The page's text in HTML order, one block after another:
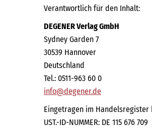
Verantwortlich für den Inhalt:
DEGENER Verlag GmbH
Sydney Garden 7
30539 Hannover
Deutschland
Tel.: 0511-963 60 0
info@degener.de
Eingetragen im Handelsregister
UST.-ID-NUMMER: DE 115 676 709